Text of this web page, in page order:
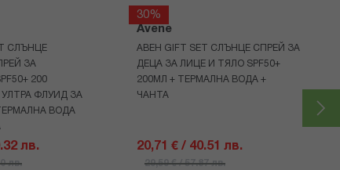
СЛЪНЦЕ
ЗА
200
ФЛУИД ЗА
ВОДА
лв.
лв.
30%
Avene
АВЕН GIFT SET СЛЪНЦЕ СПРЕЙ ЗА
ДЕЦА ЗА ЛИЦЕ И ТЯЛО SPF50+
200МЛ + ТЕРМАЛНА ВОДА +
ЧАНТА
20,71 € / 40.51 лв.
29,59 € / 57.87 лв.